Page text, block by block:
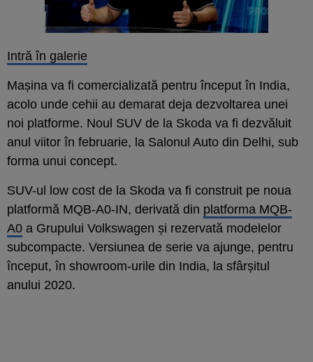
Intră în galerie
Mașina va fi comercializată pentru început în India,
acolo unde cehii au demarat deja dezvoltarea unei
noi platforme. Noul SUV de la Skoda va fi dezvăluit
anul viitor în februarie, la Salonul Auto din Delhi, sub
forma unui concept.
SUV-ul low cost de la Skoda va fi construit pe noua
platformă MQB-A0-IN, derivată din platforma MQB-
A0 a Grupului Volkswagen și rezervată modelelor
subcompacte. Versiunea de serie va ajunge, pentru
început, în showroom-urile din India, la sfârșitul
anului 2020.